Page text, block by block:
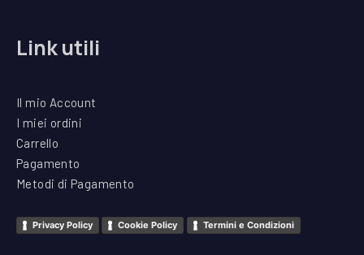
Link utili
Il mio Account
I miei ordini
Carrello
Pagamento
Metodi di Pagamento
Privacy Policy Cookie Policy Termini e Condizioni